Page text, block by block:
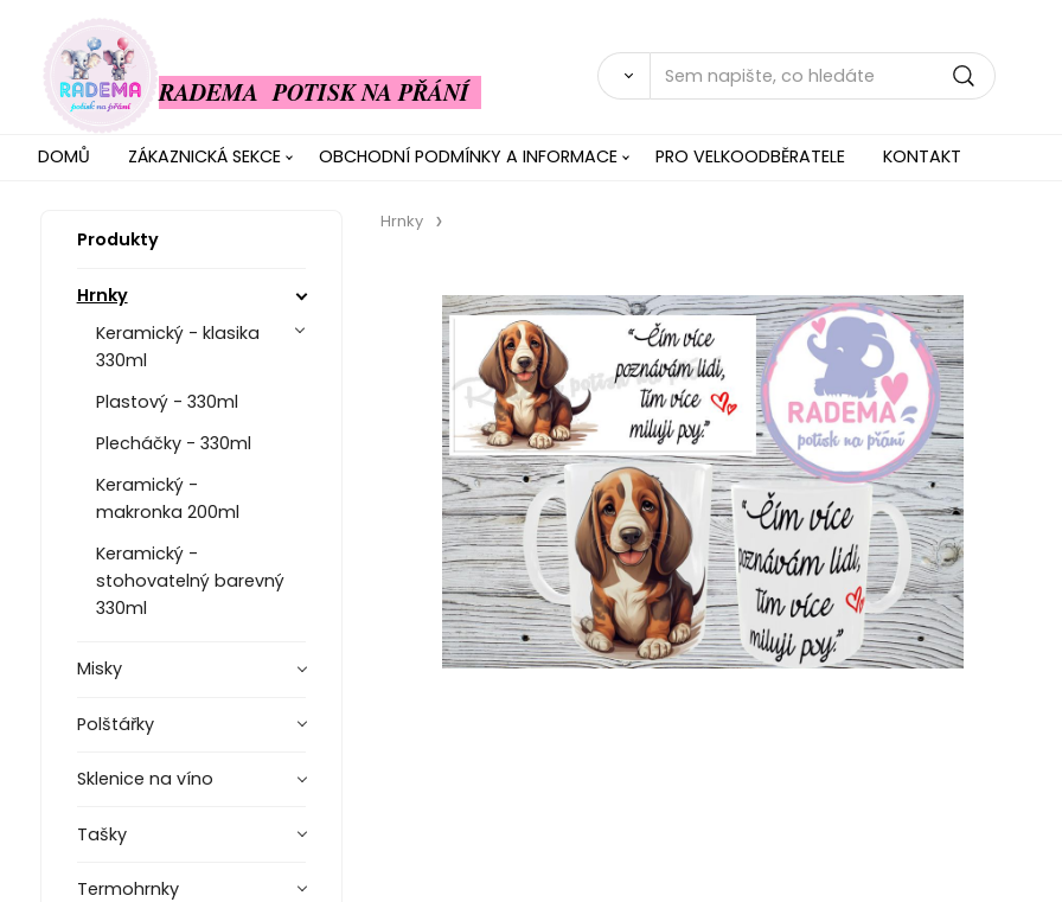
RADEMA POTISK NA PŘÁNÍ
DOMŮ ZÁKAZNICKÁ SEKCE OBCHODNÍ PODMÍNKY A INFORMACE PRO VELKOODBĚRATELE KONTAKT
Produkty
Hrnky
Keramický - klasika
330ml
Plastový - 330ml
Plecháčky - 330ml
Keramický -
makronka 200ml
Keramický -
stohovatelný barevný
330ml
Misky
Polštářky
Sklenice na víno
Tašky
Termohrnky
Hrnky